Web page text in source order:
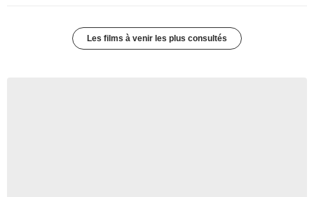
Les films à venir les plus consultés